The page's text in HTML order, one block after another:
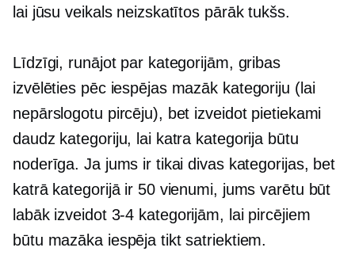
lai jūsu veikals neizskatītos pārāk tukšs.
Līdzīgi, runājot par kategorijām, gribas
izvēlēties pēc iespējas mazāk kategoriju (lai
nepārslogotu pircēju), bet izveidot pietiekami
daudz kategoriju, lai katra kategorija būtu
noderīga. Ja jums ir tikai divas kategorijas, bet
katrā kategorijā ir 50 vienumi, jums varētu būt
labāk izveidot 3-4 kategorijām, lai pircējiem
būtu mazāka iespēja tikt satriektiem.